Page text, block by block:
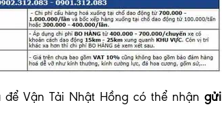
để Vận Tải Nhật Hồng có thể nhậngửi